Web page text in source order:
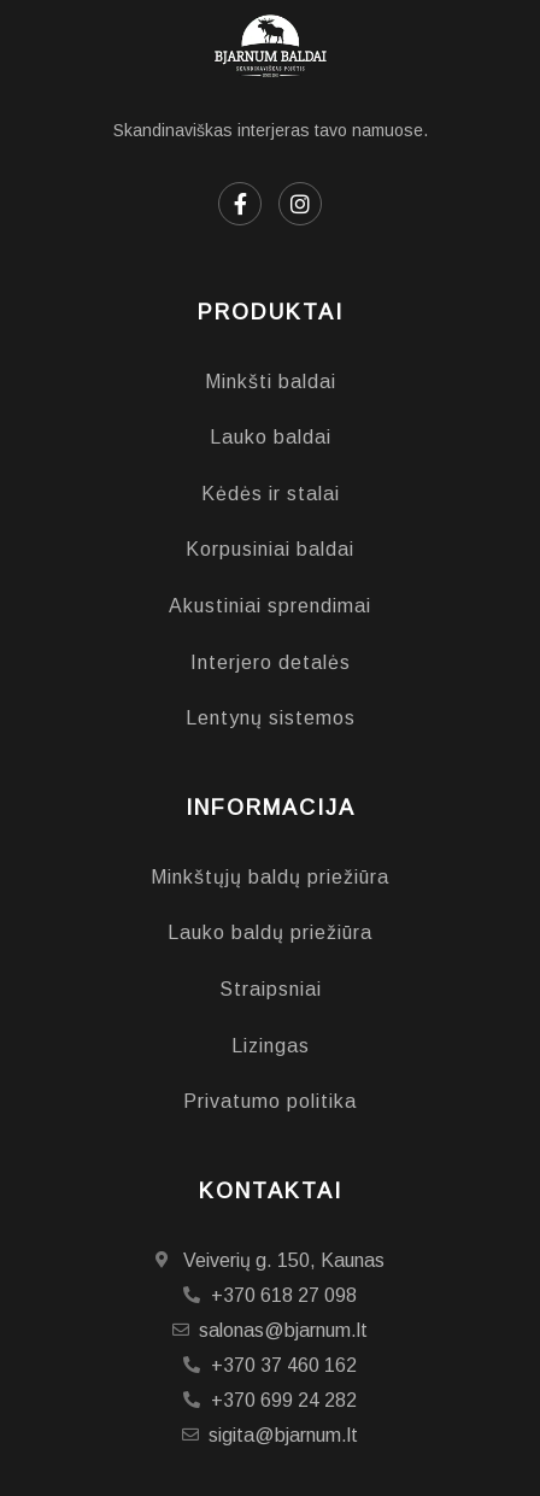
Skandinaviškas interjeras tavo namuose.
PRODUKTAI
Minkšti baldai
Lauko baldai
Kėdės ir stalai
Korpusiniai baldai
Akustiniai sprendimai
Interjero detalės
Lentynų sistemos
INFORMACIJA
Minkštųjų baldų priežiūra
Lauko baldų priežiūra
Straipsniai
Lizingas
Privatumo politika
KONTAKTAI
Veiverių g. 150, Kaunas
+370 618 27 098
salonas@bjarnum.lt
+370 37 460 162
+370 699 24 282
sigita@bjarnum.lt